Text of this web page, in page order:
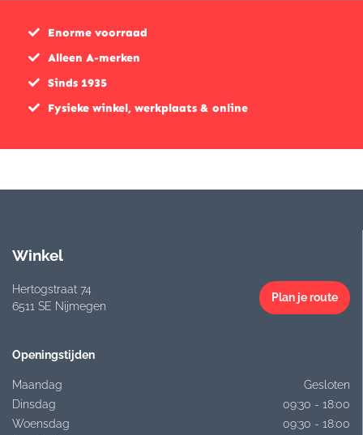
Enorme voorraad
Alleen A-merken
Sinds 1935
Fysieke winkel, werkplaats & online
Winkel
Hertogstraat 74
6511 SE Nijmegen
Plan je route
Openingstijden
Maandag
Gesloten
Dinsdag
09:30 - 18:00
Woensdag
09:30 - 18:00